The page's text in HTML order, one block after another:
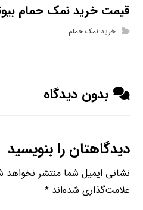
قیمت خرید نمک حمام
خرید نمک حمام
بدون دیدگاه
دیدگاهتان را بنویسید
نشانی ایمیل شما منتشر نخواهد
علامت‌گذاری شده‌اند*